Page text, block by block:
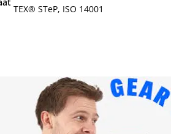
TEX® STeP, ISO 14001